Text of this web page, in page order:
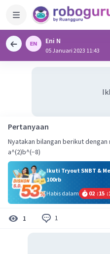
Eni N
05 Januari 2023 11:43
Pertanyaan
Nyatakan bilangan berikut
a^(2)b^(−8)
Ikuti Tryout SNBT &
100rb
Habis dalam
02 :15 :
1 1